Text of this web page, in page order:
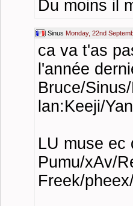
Du moins il
Sinus Monday, 22nd
ca va t'as
l'année
Bruce/
lan:Keeji/
LU muse ec
Pumu/xAv/
Freek/